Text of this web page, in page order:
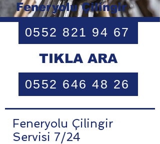
Feneryolu Çilingir
0552 821 94 67
0552 646 48 26
TIKLA ARA
Feneryolu Çilingir
Servisi 7/24